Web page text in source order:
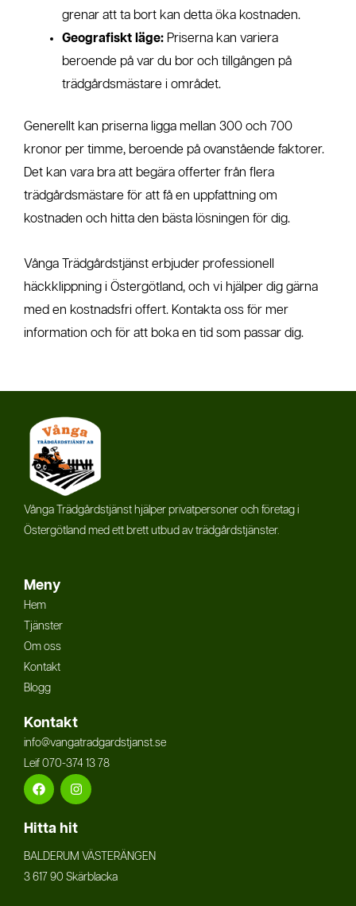
grenar att ta bort kan detta öka kostnaden.
Geografiskt läge: Priserna kan variera
beroende på var du bor och tillgången på
trädgårdsmästare i området.
Generellt kan priserna ligga mellan 300 och 700
kronor per timme, beroende på ovanstående faktorer.
Det kan vara bra att begära offerter från flera
trädgårdsmästare för att få en uppfattning om
kostnaden och hitta den bästa lösningen för dig.
Vånga Trädgårdstjänst erbjuder professionell
häckklippning i Östergötland, och vi hjälper dig gärna
med en kostnadsfri offert. Kontakta oss för mer
information och för att boka en tid som passar dig.
Kontakt
info@vangatradgardstjanst.se
Leif 070-374 13 78
FacebookInstagram
Hitta hit
BALDERUM VÄSTERÄNGEN
3 617 90 Skärblacka​
Vånga Trädgårdstjänst hjälper privatpersoner och företag i
Östergötland med ett brett utbud av trädgårdstjänster.
Meny
Hem
Tjänster
Om oss
Kontakt
Blogg